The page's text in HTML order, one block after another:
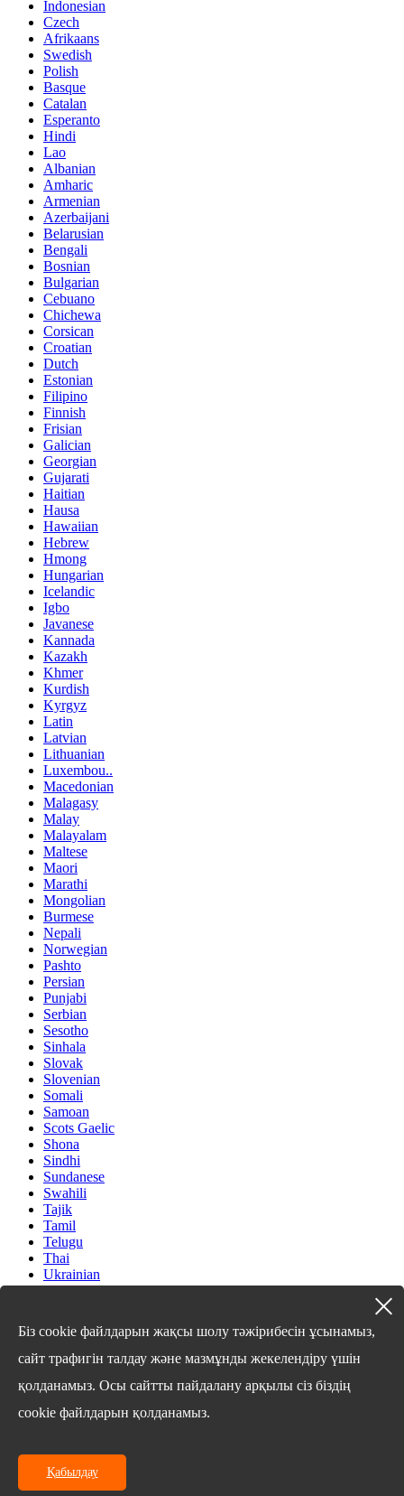
Indonesian
Czech
Afrikaans
Swedish
Polish
Basque
Catalan
Esperanto
Hindi
Lao
Albanian
Amharic
Armenian
Azerbaijani
Belarusian
Bengali
Bosnian
Bulgarian
Cebuano
Chichewa
Corsican
Croatian
Dutch
Estonian
Filipino
Finnish
Frisian
Galician
Georgian
Gujarati
Haitian
Hausa
Hawaiian
Hebrew
Hmong
Hungarian
Icelandic
Igbo
Javanese
Kannada
Kazakh
Khmer
Kurdish
Kyrgyz
Latin
Latvian
Lithuanian
Luxembou..
Macedonian
Malagasy
Malay
Malayalam
Maltese
Maori
Marathi
Mongolian
Burmese
Nepali
Norwegian
Pashto
Persian
Punjabi
Serbian
Sesotho
Sinhala
Slovak
Slovenian
Somali
Samoan
Scots Gaelic
Shona
Sindhi
Sundanese
Swahili
Tajik
Tamil
Telugu
Thai
Ukrainian
Urdu
Vietnamese
Welsh
Xhosa
Yoruba
Zulu
Kinyarwanda
Oriya
Turkmen
Біз cookie файлдарын жақсы шолу тәжірибесін ұсынамыз,
сайт трафигін талдау және мазмұнды жекелендіру үшін
қолданамыз. Осы сайтты пайдалану арқылы сіз біздің
cookie файлдарын қолданамыз.
Қабылдау